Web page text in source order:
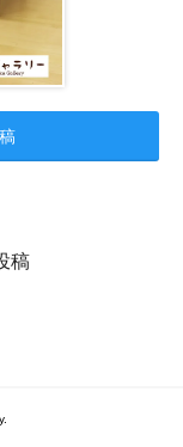
稿